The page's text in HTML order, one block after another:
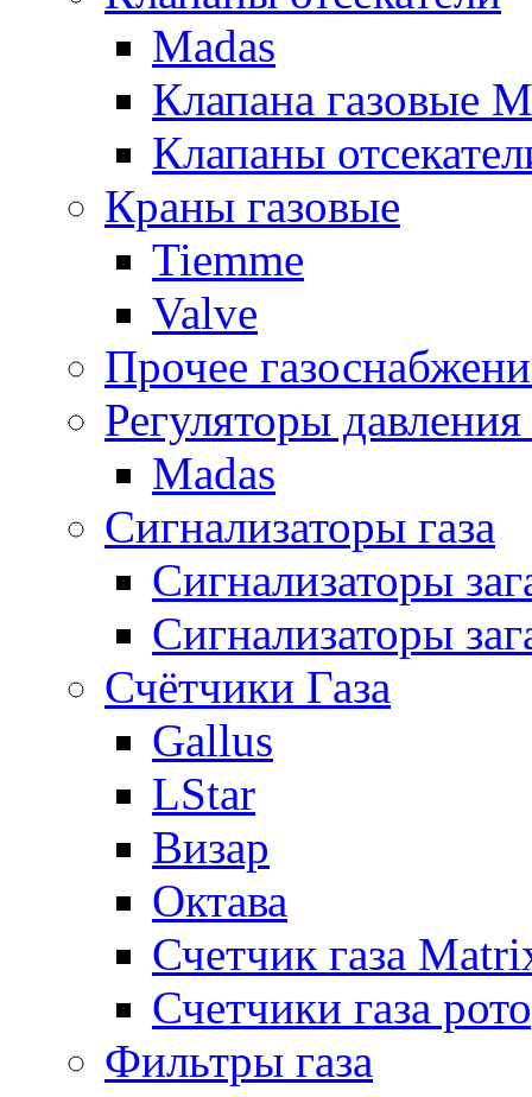
Madas
Клапана газовые
Клапаны
Краны газовые
Tiemme
Valve
Прочее
Регуляторы давления
Madas
Сигнализаторы газа
Сигнализаторы
Сигнализаторы
Счётчики Газа
Gallus
LStar
Визар
Октава
Счетчик газа
Счетчики газа
Фильтры газа